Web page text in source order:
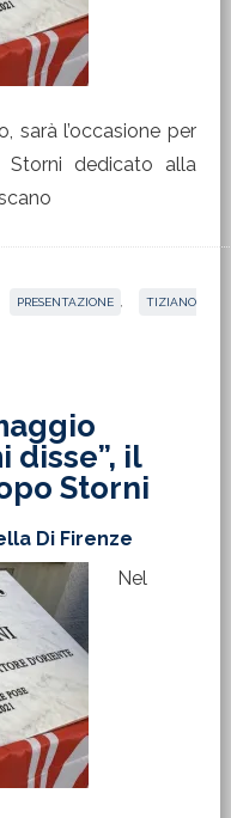
sarà l’occasione per
dedicato alla
PRESENTAZIONE TIZIANO
disse”, il
Storni
Di Firenze
Nel